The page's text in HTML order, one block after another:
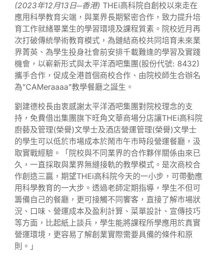
(2023年12月13日─香港) THEi高科院自創校以來走在
應用科學教育尖端，與業界長期緊密合作，致力提升培
育工作就緒畢業生的學習環境及課程質素。院校近月再
次打破傳統學術教育模式，為鏈結商校共同培育未來業
界菁英、為學生投身社會前安排千載難逢的學習及實踐
機會，以嶄新形式與太平洋酒吧集團(股份代號: 8432)
攜手合作，促成全港首個商校合作、由院校師生合辦名
為”CAMeraaaa”教學餐廳之誕生。
劉建德校長由衷感謝太平洋酒吧集團對院校理念的支
持，免費借出集團旗下旺角文華商場分店讓THEi高科院
廚藝及管理(榮譽)文學士及酒店營運管理(榮譽)文學士
的學生可以低於市場成本於鬧市午市時段營運餐廳，汲
取實戰經驗。「院校與不同業界的合作夥伴關係由來已
久，一直採取與業界無縫接軌的教學模式。是次商校合
作創造三贏，期望THEi高科院今天的一小步，可帶動應
用科學教育的一大步。透過老師定期指導，學生不但可
籌備自己的餐廳，更可接觸不同饗客，直接了解市場狀
況、口味、營運成本及盈利計算、菜單設計、宣傳技巧
等方面，比起紙上談兵，學生能將課程所學應用於真實
營運環境，更容易了解創業實際需要具備的條件和原
則。」